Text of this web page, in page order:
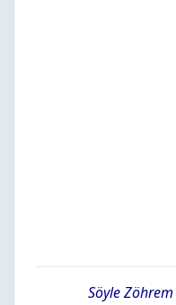
Söyle